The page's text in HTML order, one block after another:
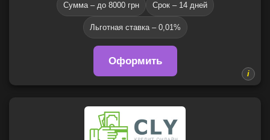
Сумма – до 8000 грн Срок – 14 дней
Льготная ставка – 0,01%
Оформить